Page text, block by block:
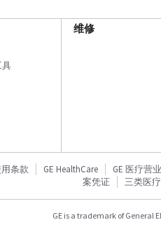
具
维修
条款 GE HealthCare GE 医疗营
案凭证
三类医
GE is a trademark of General